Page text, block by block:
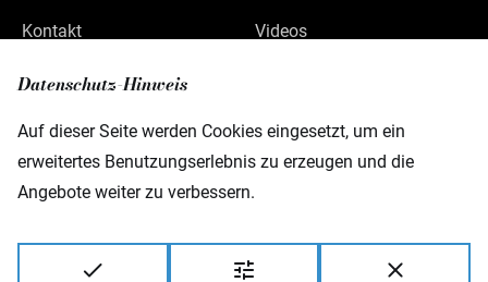
Datenschutz-Hinweis
Auf dieser Seite werden Cookies eingesetzt, um ein
erweitertes Benutzungserlebnis zu erzeugen und die
Angebote weiter zu verbessern.
Kontakt Videos
Gewerbepark 46
D-08258 Markneukirchen